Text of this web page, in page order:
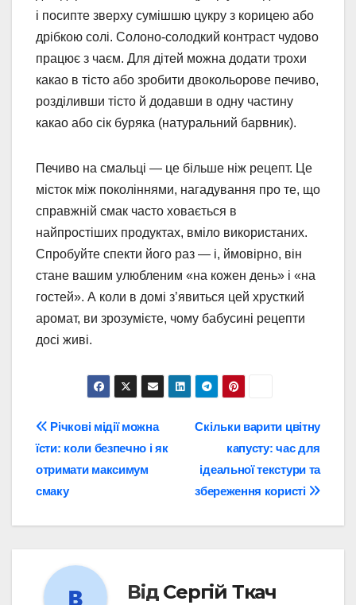
і посипте зверху сумішшю цукру з корицею або
дрібкою солі. Солоно-солодкий контраст чудово
працює з чаєм. Для дітей можна додати трохи
какао в тісто або зробити двокольорове печиво,
розділивши тісто й додавши в одну частину
какао або сік буряка (натуральний барвник).
Печиво на смальці — це більше ніж рецепт. Це
місток між поколіннями, нагадування про те, що
справжній смак часто ховається в
найпростіших продуктах, вміло використаних.
Спробуйте спекти його раз — і, ймовірно, він
стане вашим улюбленим «на кожен день» і «на
гостей». А коли в домі з’явиться цей хрусткий
аромат, ви зрозумієте, чому бабусині рецепти
досі живі.
Навігація
записів
Скільки варити цвітну
капусту: час для
ідеальної текстури та
збереження користі
Річкові мідії можна
їсти: коли безпечно і як
отримати максимум
смаку
Від Сергій Ткач